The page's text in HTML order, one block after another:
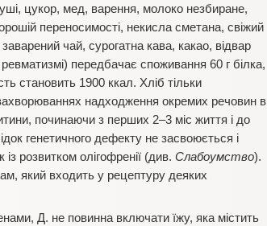
цукор, мед, варення, молоко незбиране,
переносимості, некисла сметана, свіжий
чай, сурогатна кава, какао, відвар
передбачає споживання 60 г білка,
становить 1900 ккал. Хліб тільки
надходження окремих речовин в
починаючи з перших 2–3 міс життя і до
генетичного дефекту не засвоюється і
розвитком олігофренії (див. Слабоумство).
який входить у рецептуру деяких
Д. не повинна включати їжу, яка містить